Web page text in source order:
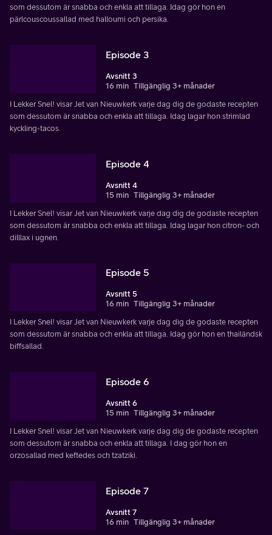
som dessutom är snabba och enkla att tillaga. Idag gör hon en
pärlcouscoussallad med halloumi och persika.
Episode 3
Avsnitt 3
16 min Tillgänglig 3+ månader
I Lekker Snel! visar Jet van Nieuwkerk varje dag dig de godaste recepten
som dessutom är snabba och enkla att tillaga. Idag lagar hon strimlad
kyckling-tacos.
Episode 4
Avsnitt 4
15 min Tillgänglig 3+ månader
I Lekker Snel! visar Jet van Nieuwkerk varje dag dig de godaste recepten
som dessutom är snabba och enkla att tillaga. Idag lagar hon citron- och
dilllax i ugnen.
Episode 5
Avsnitt 5
16 min Tillgänglig 3+ månader
I Lekker Snel! visar Jet van Nieuwkerk varje dag dig de godaste recepten
som dessutom är snabba och enkla att tillaga. Idag gör hon en thailändsk
biffsallad.
Episode 6
Avsnitt 6
15 min Tillgänglig 3+ månader
I Lekker Snel! visar Jet van Nieuwkerk varje dag dig de godaste recepten
som dessutom är snabba och enkla att tillaga. I dag gör hon en
orzosallad med keftedes och tzatziki.
Episode 7
Avsnitt 7
16 min Tillgänglig 3+ månader